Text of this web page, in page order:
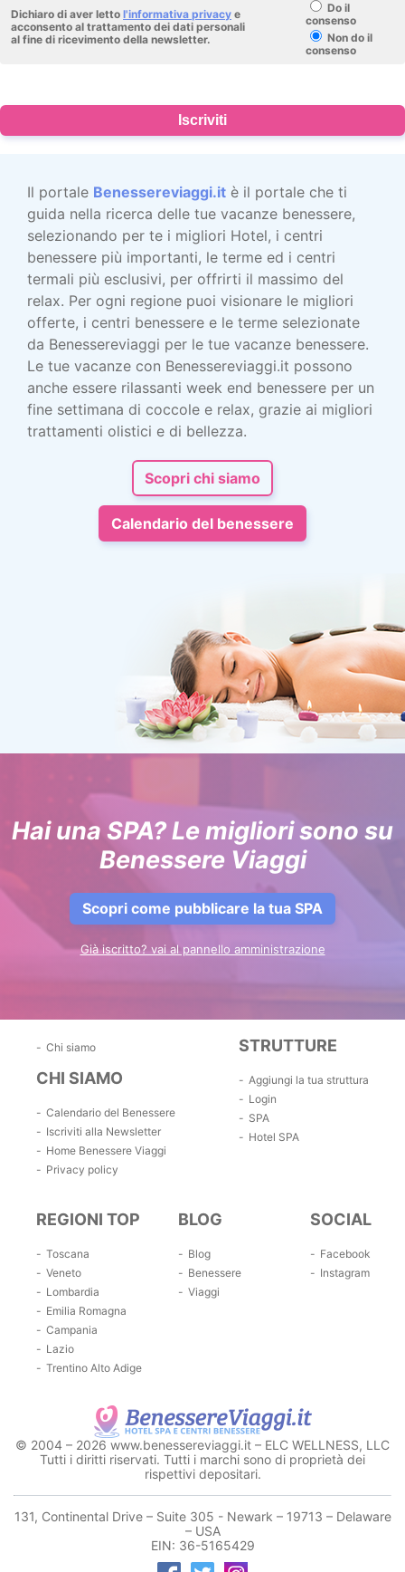
Dichiaro di aver letto l'informativa privacy e
acconsento al trattamento dei dati personali
al fine di ricevimento della newsletter.
Do il
consenso
Non do il
consenso
Iscriviti
Il portale Benessereviaggi.it è il portale che ti
guida nella ricerca delle tue vacanze benessere,
selezionando per te i migliori Hotel, i centri
benessere più importanti, le terme ed i centri
termali più esclusivi, per offrirti il massimo del
relax. Per ogni regione puoi visionare le migliori
offerte, i centri benessere e le terme selezionate
da Benessereviaggi per le tue vacanze benessere.
Le tue vacanze con Benessereviaggi.it possono
anche essere rilassanti week end benessere per un
fine settimana di coccole e relax, grazie ai migliori
trattamenti olistici e di bellezza.
Scopri chi siamo
Calendario del benessere
Hai una SPA? Le migliori sono su
Benessere Viaggi
Scopri come pubblicare la tua SPA
Già iscritto? vai al pannello amministrazione
Chi siamo
CHI SIAMO
Calendario del Benessere
Iscriviti alla Newsletter
Home Benessere Viaggi
Privacy policy
STRUTTURE
Aggiungi la tua struttura
Login
SPA
Hotel SPA
REGIONI TOP
Toscana
Veneto
Lombardia
Emilia Romagna
Campania
Lazio
Trentino Alto Adige
BLOG
Blog
Benessere
Viaggi
SOCIAL
Facebook
Instagram
© 2004 – 2026 www.benessereviaggi.it – ELC WELLNESS, LLC
Tutti i diritti riservati. Tutti i marchi sono di proprietà dei
rispettivi depositari.
131, Continental Drive – Suite 305 - Newark – 19713 – Delaware
– USA
EIN: 36-5165429